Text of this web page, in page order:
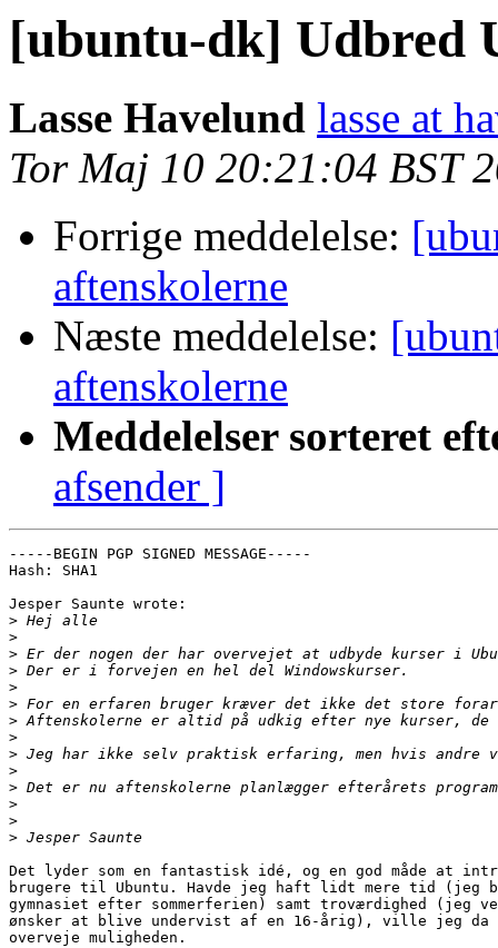
[ubuntu-dk] Udbred
Lasse Havelund lasse at
Tor Maj 10 20:21:04 BST
Forrige meddelelse:
aftenskolerne
Næste meddelelse:
aftenskolerne
Meddelelser sorteret
afsender ]
-----BEGIN PGP SIGNED MESSAGE-----
Hash: SHA1
Jesper Saunte wrote:
>
>
>
>
>
>
>
>
>
>
>
>
>
>
Det lyder som en fantastisk idé, og en god måde at
brugere til Ubuntu. Havde jeg haft lidt mere tid (jeg
gymnasiet efter sommerferien) samt troværdighed (jeg
ønsker at blive undervist af en 16-årig), ville jeg da
overveje muligheden.